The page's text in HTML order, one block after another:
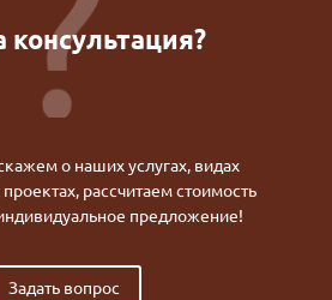
о наших услугах, видах
рассчитаем стоимость
предложение!
Задать вопрос